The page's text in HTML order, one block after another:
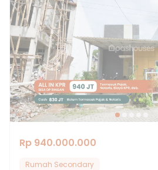
Rp 940.000.000
Rumah Secondary